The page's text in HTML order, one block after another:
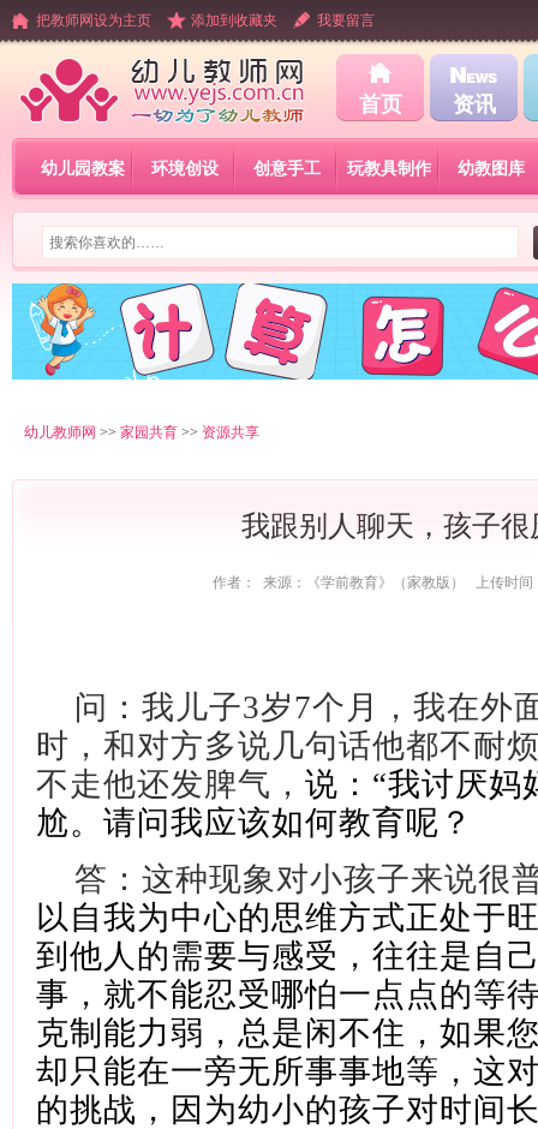
把教师网设为主页 添加到收藏夹 我要留言
首页 资讯
幼儿园教案 环境创设 创意手工 玩教具制作 幼教图库
幼儿教师网 >> 家园共育 >> 资源共享
我跟别人聊天，孩子很
作者： 来源：《学前教育》（家教版） 上传时间
问：我儿子3岁7个月，我在外
时，和对方多说几句话他都不耐
不走他还发脾气， 说： “我讨厌妈
尬。请问我应该如何教育呢？
答：这种现象对小孩子来说很
以自我为中心的思维方式正处于
到他人的需要与感受，往往是自
事，就不能忍受哪怕一点点的等
克制能力弱，总是闲不住，如果
却只能在一旁无所事事地等，这
的挑战，因为幼小的孩子对时间